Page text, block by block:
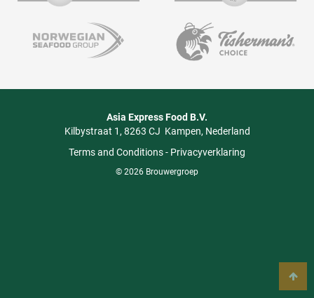
Asia Express Food B.V.
Kilbystraat 1 8263 CJ Kampen Nederland
Terms and Conditions- Privacyverklaring
© 2026 Brouwergroep